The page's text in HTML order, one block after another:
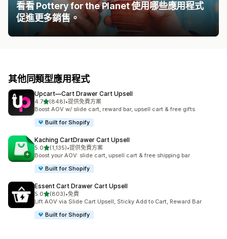
看看 Pottery for the Planet 使用哪些應用程式
促進更多銷售。
其他同類型應用程式
Upcart—Cart Drawer Cart Upsell
4.7滿分 5 顆星
(848)
共有 848 則評價
•提供免費方案
Boost AOV w/ slide cart, reward bar, upsell cart & free gifts
Built for Shopify
Kaching CartDrawer Cart Upsell
5.0滿分 5 顆星
(1,135)
共有 1135 則評價
•提供免費方案
Boost your AOV: slide cart, upsell cart & free shipping bar
Built for Shopify
Essent Cart Drawer Cart Upsell
5.0滿分 5 顆星
(803)
共有 803 則評價
•免費
Lift AOV via Slide Cart Upsell, Sticky Add to Cart, Reward Bar
Built for Shopify